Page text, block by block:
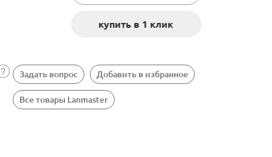
Задать вопрос Добавить в избранное
Все товары Lanmaster